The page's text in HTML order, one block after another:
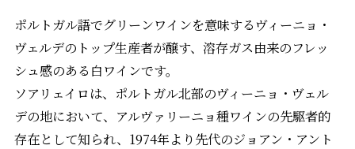
ポルトガル語でグリーンワインを意味するヴィーニョ・
ヴェルデのトップ生産者が醸す、溶存ガス由来のフレッ
シュ感のある白ワインです。
ソアリェイロは、ポルトガル北部のヴィーニョ・ヴェル
デの地において、アルヴァリーニョ種ワインの先駆者的
存在として知られ、1974年より先代のジョアン・アント